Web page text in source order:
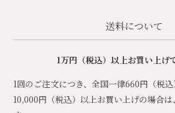
送料について
1万円（税込）以上お買い上げ
1回のご注文につき、全国一律660円（税込
10,000円（税込）以上お買い上げの場合
店舗一覧 展示会情報